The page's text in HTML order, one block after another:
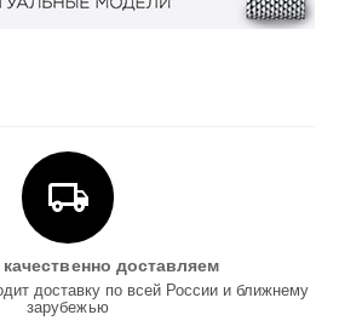
доставляем
доставку по всей России и ближнему
зарубежью